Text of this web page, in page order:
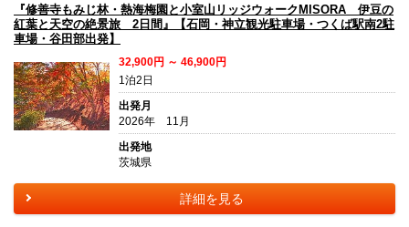
『修善寺もみじ林・熱海梅園と小室山リッジウォークMISORA 伊豆の
紅葉と天空の絶景旅 2日間』【石岡・神立観光駐車場・つくば駅南2駐
車場・谷田部出発】
32,900円 ～ 46,900円
1泊2日
出発月
2026年 11月
出発地
茨城県
詳細を見る